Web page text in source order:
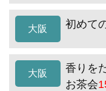
大阪 初めて
大阪
香りを
お茶会